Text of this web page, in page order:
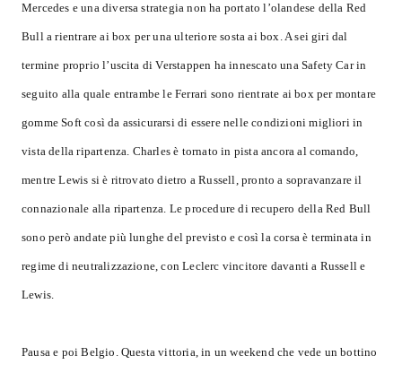
Mercedes e una diversa strategia non ha portato l’olandese della Red
Bull a rientrare ai box per una ulteriore sosta ai box. A sei giri dal
termine proprio l’uscita di Verstappen ha innescato una Safety Car in
seguito alla quale entrambe le Ferrari sono rientrate ai box per montare
gomme Soft così da assicurarsi di essere nelle condizioni migliori in
vista della ripartenza. Charles è tornato in pista ancora al comando,
mentre Lewis si è ritrovato dietro a Russell, pronto a sopravanzare il
connazionale alla ripartenza. Le procedure di recupero della Red Bull
sono però andate più lunghe del previsto e così la corsa è terminata in
regime di neutralizzazione, con Leclerc vincitore davanti a Russell e
Lewis.
Pausa e poi Belgio.Questa vittoria, in un weekend che vede un bottino